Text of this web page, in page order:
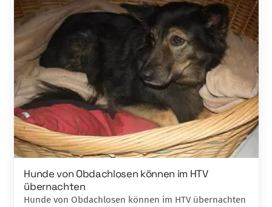
Hunde von Obdachlosen können im HTV
übernachten
Hunde von Obdachlosen können im HTV übernachten